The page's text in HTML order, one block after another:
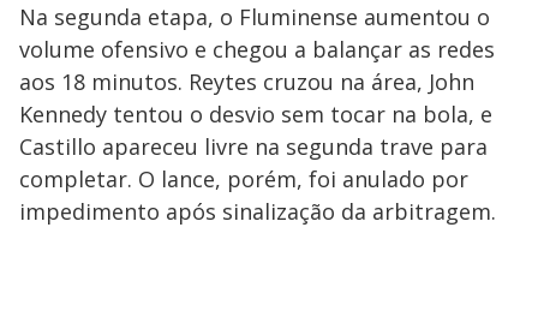
Na segunda etapa, o Fluminense aumentou o
volume ofensivo e chegou a balançar as redes
aos 18 minutos. Reytes cruzou na área, John
Kennedy tentou o desvio sem tocar na bola, e
Castillo apareceu livre na segunda trave para
completar. O lance, porém, foi anulado por
impedimento após sinalização da arbitragem.